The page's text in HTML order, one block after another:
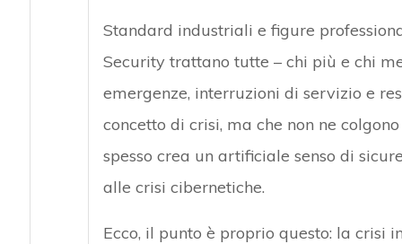
Standard industriali e figure
Security trattano tutte – chi più e chi
emergenze, interruzioni di servizio e
concetto di crisi, ma che non ne
spesso crea un artificiale senso di
alle crisi cibernetiche.
Ecco, il punto è proprio questo: la crisi